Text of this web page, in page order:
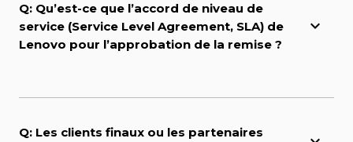
Q: Qu’est-ce que l’accord de niveau de
service (Service Level Agreement, SLA) de
Lenovo pour l’approbation de la remise ?
Q: Les clients finaux ou les partenaires